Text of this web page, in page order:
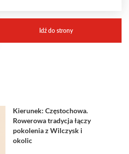
Kierunek: Częstochowa.
Rowerowa tradycja łączy
pokolenia z Wilczysk i
okolic